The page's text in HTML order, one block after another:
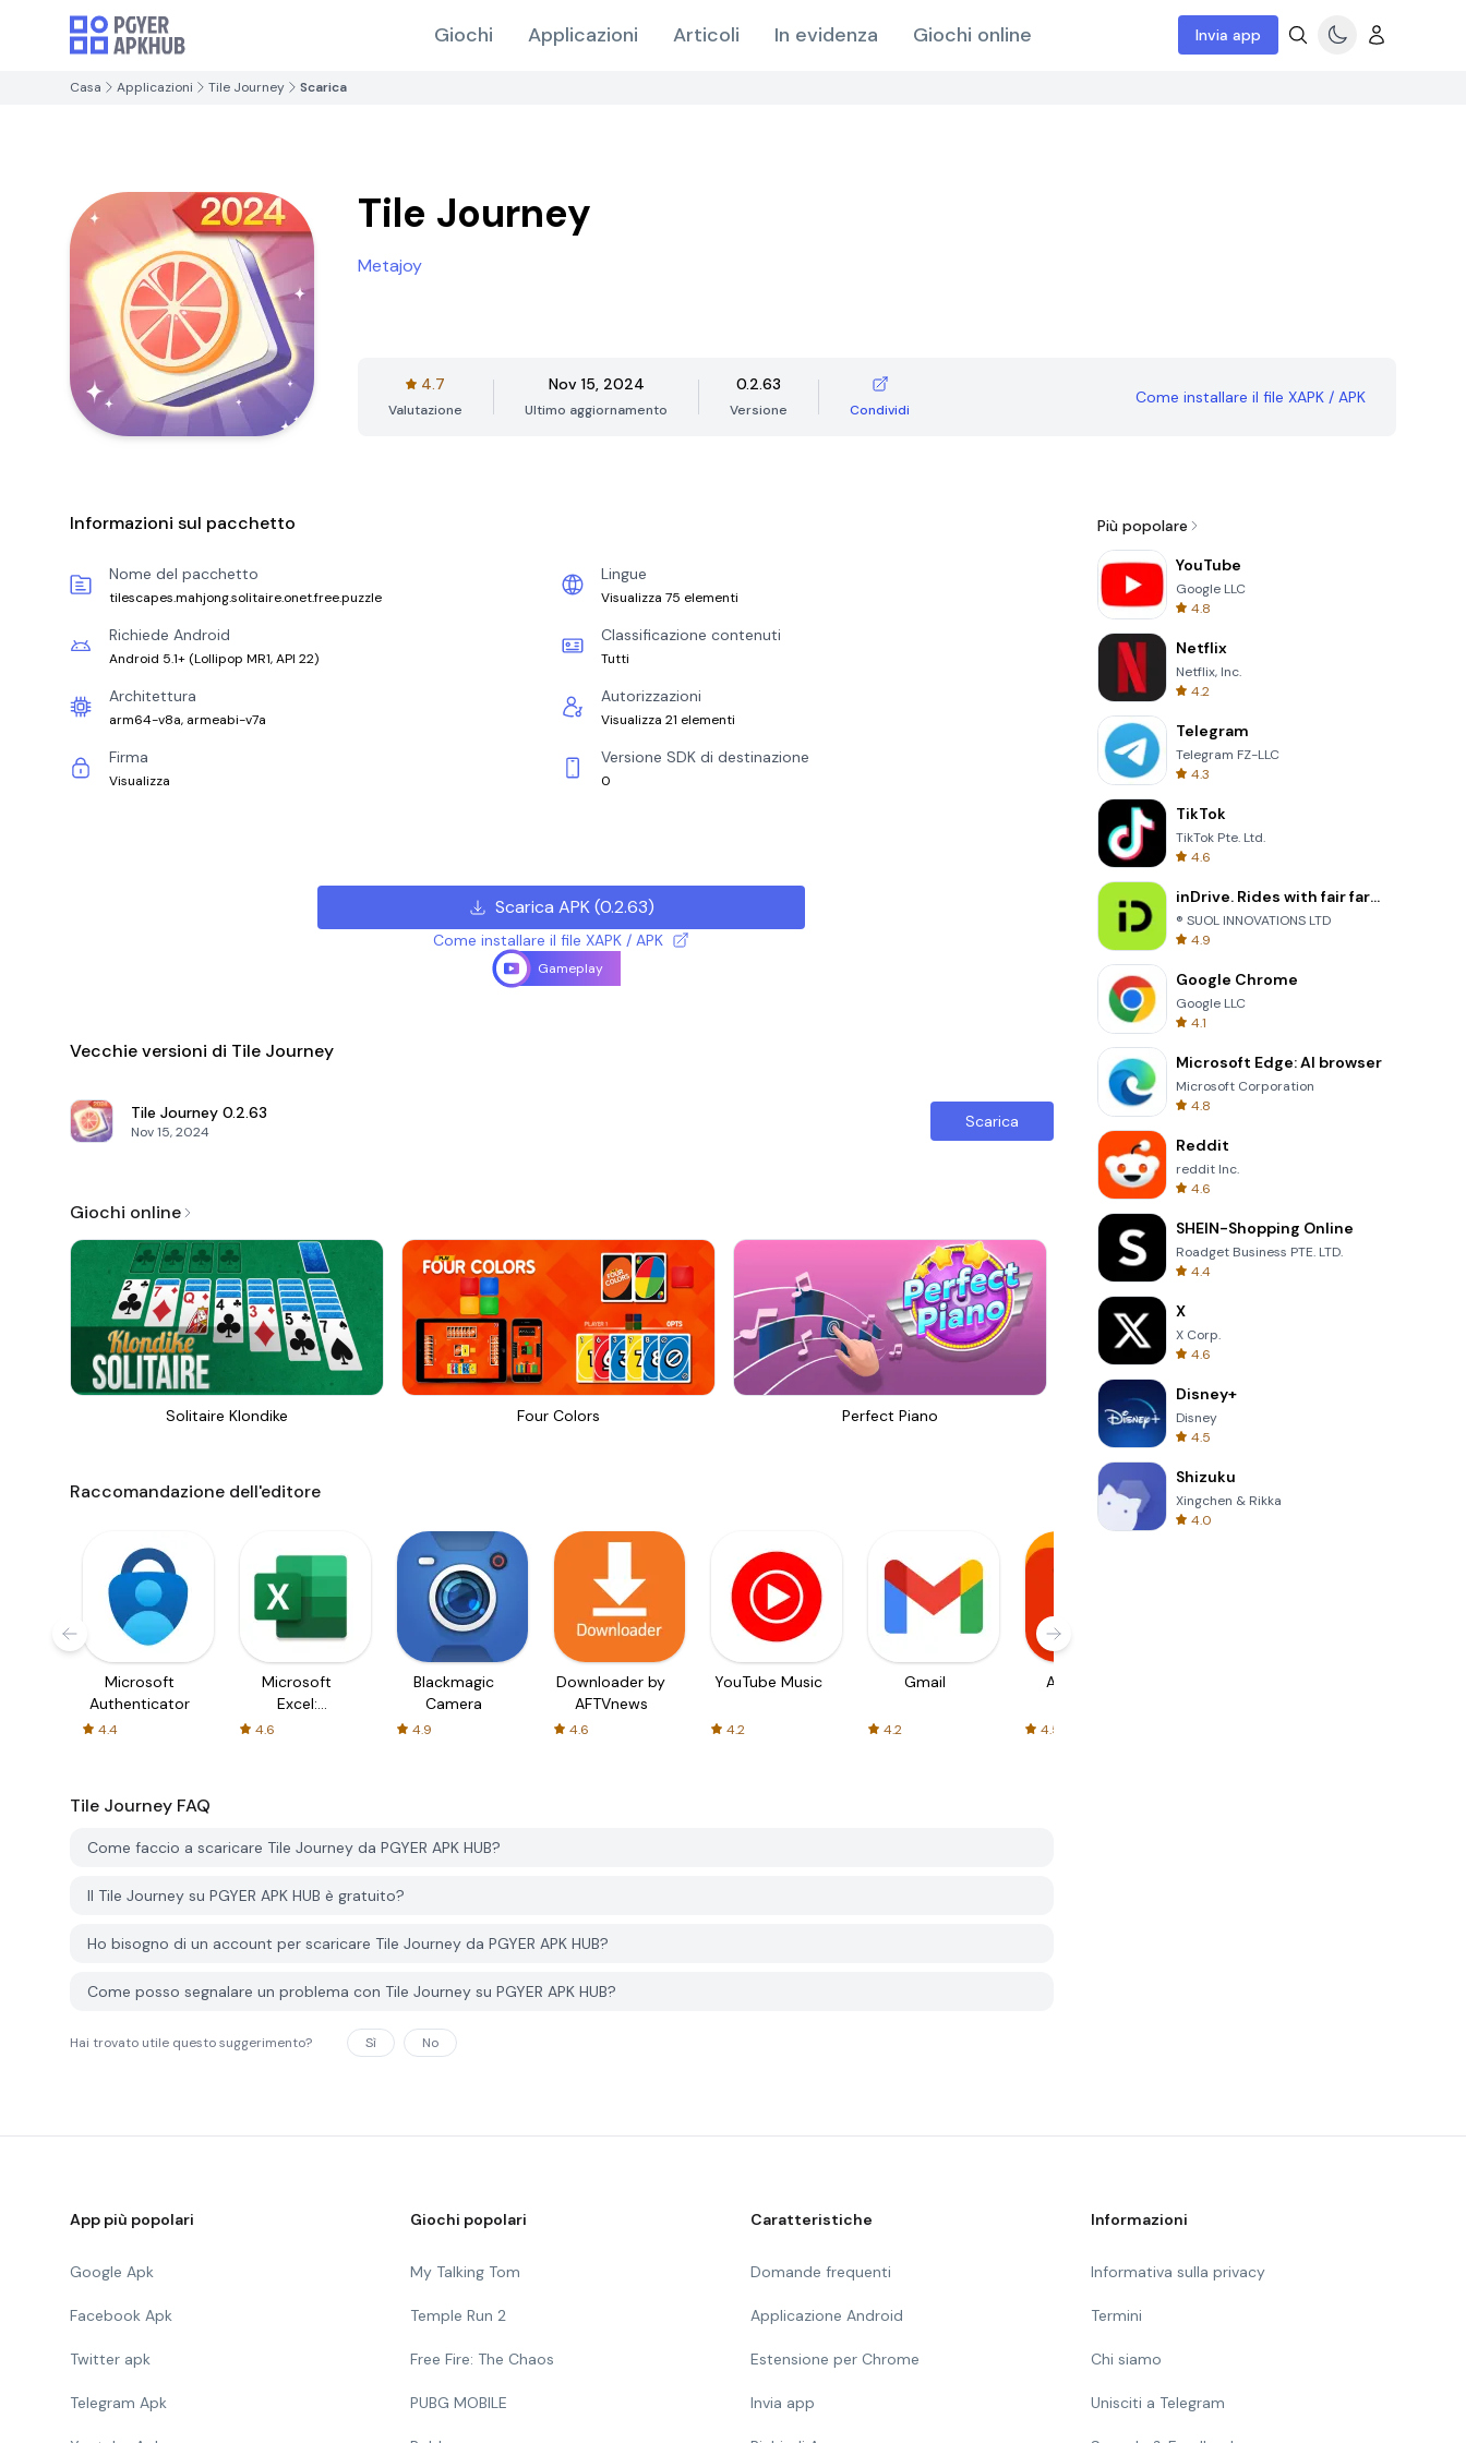
Giochi Applicazioni Articoli In evidenza Giochi online Invia app
Casa Applicazioni Tile Journey Scarica
Tile Journey
Metajoy
4.7
Valutazione
Nov 15, 2024
Ultimo aggiornamento
0.2.63
Versione Condividi
Come installare il file XAPK / APK
Informazioni sul pacchetto
Nome del pacchetto
tilescapes.mahjong.solitaire.onet.free.puzzle
Lingue
Visualizza 75 elementi
Richiede Android
Android 5.1+ (Lollipop MR1, API 22)
Classificazione contenuti
Tutti
Architettura
arm64-v8a, armeabi-v7a
Autorizzazioni
Visualizza 21 elementi
Firma
Visualizza
Versione SDK di destinazione
0
Scarica APK(0.2.63)
Come installare il file XAPK / APK
Gameplay
Vecchie versioni di Tile Journey
Tile Journey 0.2.63
Nov 15, 2024
Scarica
Giochi online
Solitaire Klondike Four Colors Perfect Piano Garden Bloom
Raccomandazione dell'editore
Microsoft
Authenticator
4.4
Microsoft
Excel:
Spreadsheets
4.6
Blackmagic
Camera
4.9
Downloader by
AFTVnews
4.6
YouTube Music
4.2
Gmail
4.2
AliExpress
4.5
Tile Journey FAQ
Come faccio a scaricare Tile Journey da PGYER APK HUB?
Il Tile Journey su PGYER APK HUB è gratuito?
Ho bisogno di un account per scaricare Tile Journey da PGYER APK HUB?
Come posso segnalare un problema con Tile Journey su PGYER APK HUB?
Hai trovato utile questo suggerimento? Sì No
Più popolare
YouTube
Google LLC
4.8
Netflix
Netflix, Inc.
4.2
Telegram
Telegram FZ-LLC
4.3
TikTok
TikTok Pte. Ltd.
4.6
inDrive. Rides with fair fares
® SUOL INNOVATIONS LTD
4.9
Google Chrome
Google LLC
4.1
Microsoft Edge: AI browser
Microsoft Corporation
4.8
Reddit
reddit Inc.
4.6
SHEIN-Shopping Online
Roadget Business PTE. LTD.
4.4
X
X Corp.
4.6
Disney+
Disney
4.5
Shizuku
Xingchen & Rikka
4.0
App più popolari
Google Apk
Facebook Apk
Twitter apk
Telegram Apk
Giochi popolari
My Talking Tom
Temple Run 2
Free Fire: The Chaos
PUBG MOBILE
Caratteristiche
Domande frequenti
Applicazione Android
Estensione per Chrome
Invia app
Informazioni
Informativa sulla privacy
Termini
Chi siamo
Unisciti a Telegram